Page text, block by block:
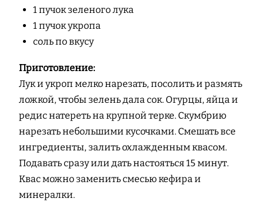
1 пучок зеленого лука
1 пучок укропа
соль по вкусу
Приготовление:
Лук и укроп мелко нарезать, посолить и размять
ложкой, чтобы зелень дала сок. Огурцы, яйца и
редис натереть на крупной терке. Скумбрию
нарезать небольшими кусочками. Смешать все
ингредиенты, залить охлажденным квасом.
Подавать сразу или дать настояться 15 минут.
Квас можно заменить смесью кефира и
минералки.